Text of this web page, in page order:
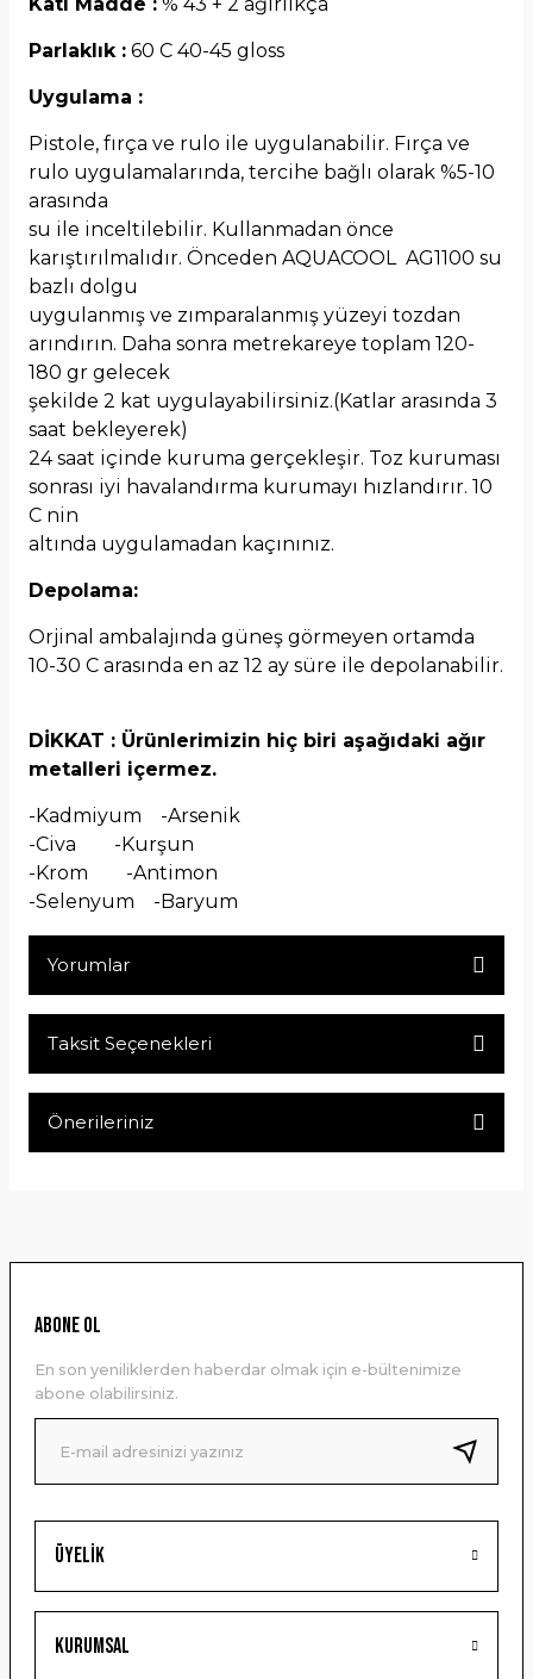
Parlaklık : 60 C 40-45 gloss
Uygulama :
Pistole, fırça ve rulo ile uygulanabilir. Fırça ve
rulo uygulamalarında, tercihe bağlı olarak %5-10
arasında
su ile inceltilebilir. Kullanmadan önce
karıştırılmalıdır. Önceden AQUACOOL AG1100 su
bazlı dolgu
uygulanmış ve zımparalanmış yüzeyi tozdan
arındırın. Daha sonra metrekareye toplam 120-
180 gr gelecek
şekilde 2 kat uygulayabilirsiniz.(Katlar arasında 3
saat bekleyerek)
24 saat içinde kuruma gerçekleşir. Toz kuruması
sonrası iyi havalandırma kurumayı hızlandırır. 10
C nin
altında uygulamadan kaçınınız.
Depolama:
Orjinal ambalajında güneş görmeyen ortamda
10-30 C arasında en az 12 ay süre ile depolanabilir.
DİKKAT : Ürünlerimizin hiç biri aşağıdaki ağır
metalleri içermez.
-Kadmiyum -Arsenik
-Civa -Kurşun
-Krom -Antimon
-Selenyum -Baryum
Yorumlar
Taksit Seçenekleri
Önerileriniz
Ürün resmi kalitesiz, bozuk veya görüntülenemiyor.
Ürün bilgilerinde hatalar bulunuyor.
Ürün fiyatı diğer sitelerden daha pahalı.
Bu ürüne benzer farklı alternatifler olmalı.
Gönder
Üyelik
Kurumsal
ABONE OL
En son yeniliklerden haberdar olmak için e-bültenimize
abone olabilirsiniz.